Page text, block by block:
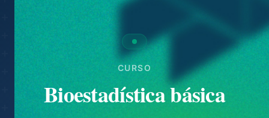
CURSO
Bioestadística básica